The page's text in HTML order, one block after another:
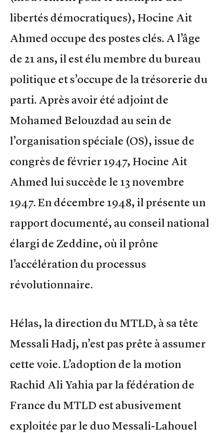
libertés démocratiques), Hocine Ait
Ahmed occupe des postes clés. A l’âge
de 21 ans, il est élu membre du bureau
politique et s’occupe de la trésorerie du
parti. Après avoir été adjoint de
Mohamed Belouzdad au sein de
l’organisation spéciale (OS), issue de
congrès de février 1947, Hocine Ait
Ahmed lui succède le 13 novembre
1947. En décembre 1948, il présente un
rapport documenté, au conseil national
élargi de Zeddine, où il prône
l’accélération du processus
révolutionnaire.
Hélas, la direction du MTLD, à sa tête
Messali Hadj, n’est pas prête à assumer
cette voie. L’adoption de la motion
Rachid Ali Yahia par la fédération de
France du MTLD est abusivement
exploitée par le duo Messali-Lahouel